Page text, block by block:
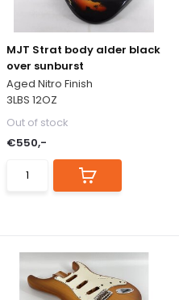
MJT Strat body alder black
over sunburst
Aged Nitro Finish
3LBS 12OZ
Out of stock
€550,-